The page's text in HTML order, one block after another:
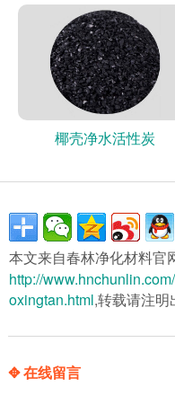
椰壳净水活性炭
本文来自春林净化材料官
http://
oxingtan.html,转载请注明
✥ 在线留言